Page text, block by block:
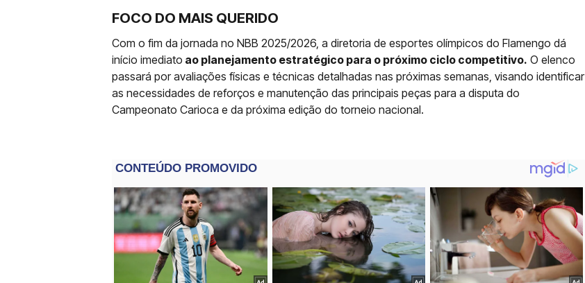
FOCO DO MAIS QUERIDO
Com o fim da jornada no NBB 2025/2026, a diretoria de esportes olímpicos do Flamengo dá
início imediato ao planejamento estratégico para o próximo ciclo competitivo. O elenco
passará por avaliações físicas e técnicas detalhadas nas próximas semanas, visando identificar
as necessidades de reforços e manutenção das principais peças para a disputa do
Campeonato Carioca e da próxima edição do torneio nacional.